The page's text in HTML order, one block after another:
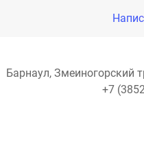
Барнаул, Змеиногорский
+7